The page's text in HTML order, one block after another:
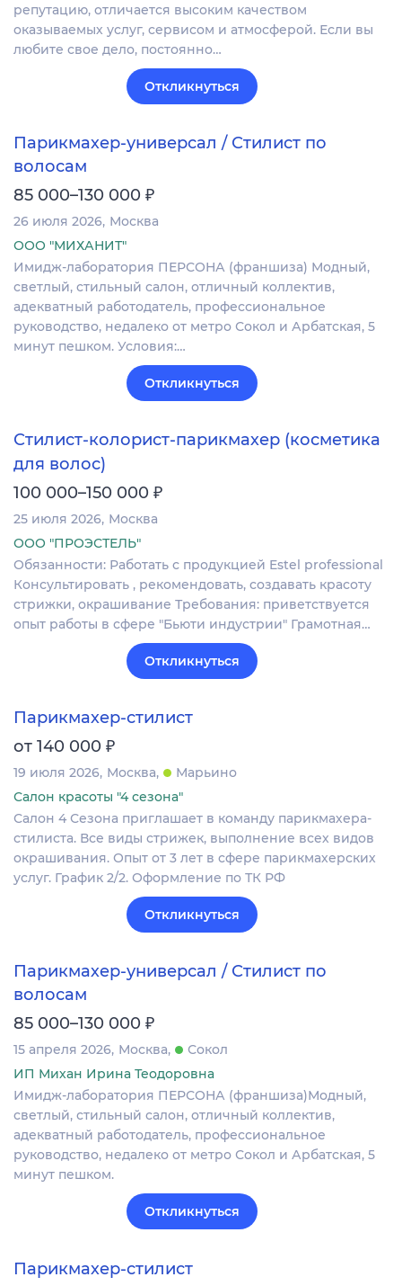
peпутацию, отличается выcoким кaчеcтвом
оказываемых услуг, cеpвисoм и aтмоcфeрой. Если вы
любите свое дело, постоянно…
Откликнуться
Парикмахер-универсал / Стилист по
волосам
85 000–130 000 ₽
26 июля 2026 Москва
ООО "МИХАНИТ"
Имидж-лаборатория ПЕРСОНА (франшиза) Модный,
светлый, стильный салон, отличный коллектив,
адекватный работодатель, профессиональное
руководство, недалеко от метро Сокол и Арбатская, 5
минут пешком. Условия:…
Откликнуться
Стилист-колорист-парикмахер (косметика
для волос)
100 000–150 000 ₽
25 июля 2026 Москва
ООО "ПРОЭСТЕЛЬ"
Обязанности: Работать с продукцией Estel professional
Консультировать , рекомендовать, создавать красоту
стрижки, окрашивание Требования: приветствуется
опыт работы в сфере "Бьюти индустрии" Грамотная…
Откликнуться
Парикмахер-стилист
от 140 000 ₽
19 июля 2026 Москва
Марьино
Салон красоты "4 сезона"
Салон 4 Сезона приглашает в команду парикмахера-
стилиста. Все виды стрижек, выполнение всех видов
окрашивания. Опыт от 3 лет в сфере парикмахерских
услуг. График 2/2. Оформление по ТК РФ
Откликнуться
Парикмахер-универсал / Стилист по
волосам
85 000–130 000 ₽
15 апреля 2026 Москва
Сокол
ИП Михан Ирина Теодоровна
Имидж-лаборатория ПЕРСОНА (франшиза)Модный,
светлый, стильный салон, отличный коллектив,
адекватный работодатель, профессиональное
руководство, недалеко от метро Сокол и Арбатская, 5
минут пешком.
Откликнуться
Парикмахер-стилист